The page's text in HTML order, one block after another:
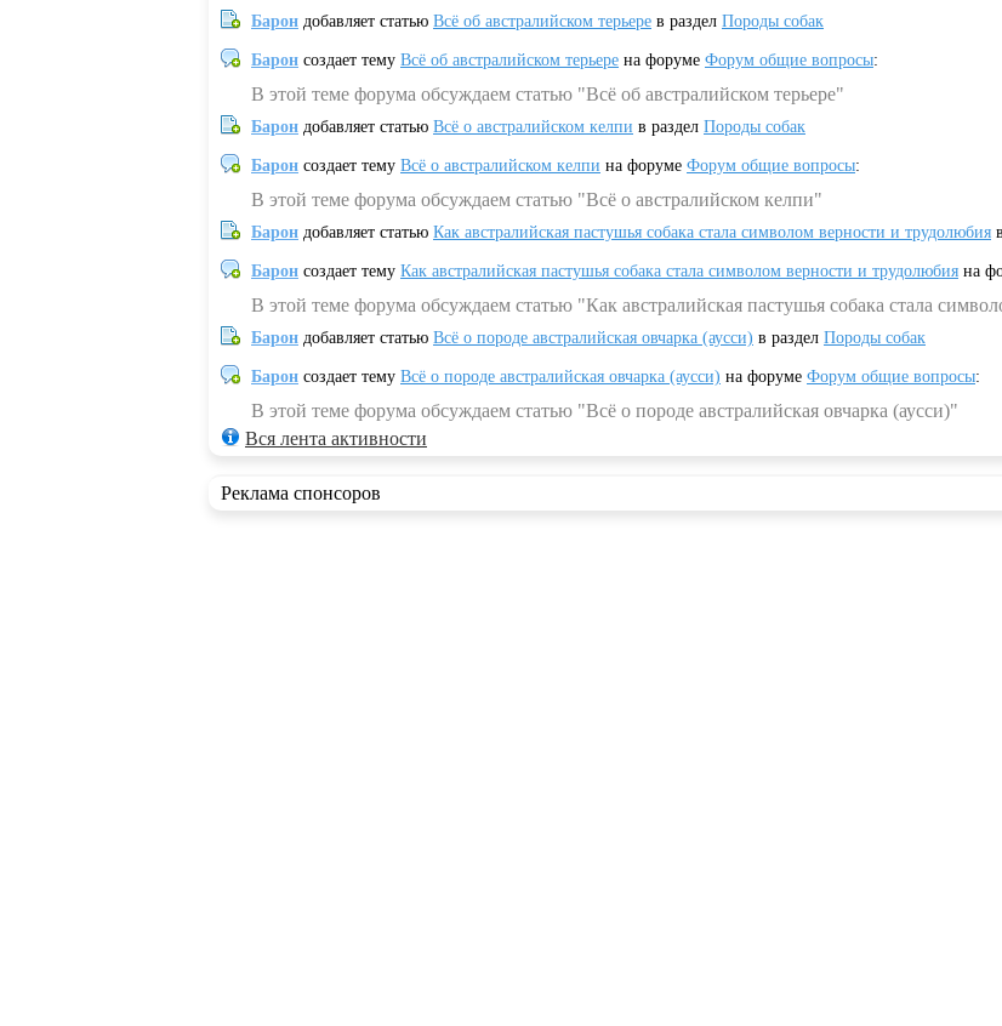
Барон добавляет статью Всё об австралийском терьере в раздел Породы собак
Барон создает тему Всё об австралийском терьере на форуме Форум общие вопросы:
В этой теме форума обсуждаем статью "Всё об австралийском терьере"
Барон добавляет статью Всё о австралийском келпи в раздел Породы собак
Барон создает тему Всё о австралийском келпи на форуме Форум общие вопросы:
В этой теме форума обсуждаем статью "Всё о австралийском келпи"
Барон добавляет статью Как австралийская пастушья собака стала символом верности и трудолюбия
Барон создает тему Как австралийская пастушья собака стала символом верности и трудолюбия на
В этой теме форума обсуждаем статью "Как австралийская пастушья собака стала
Барон добавляет статью Всё о породе австралийская овчарка (аусси) в раздел Породы собак
Барон создает тему Всё о породе австралийская овчарка (аусси) на форуме Форум общие вопросы:
В этой теме форума обсуждаем статью "Всё о породе австралийская овчарка (аусси)"
Вся лента активности
Реклама спонсоров